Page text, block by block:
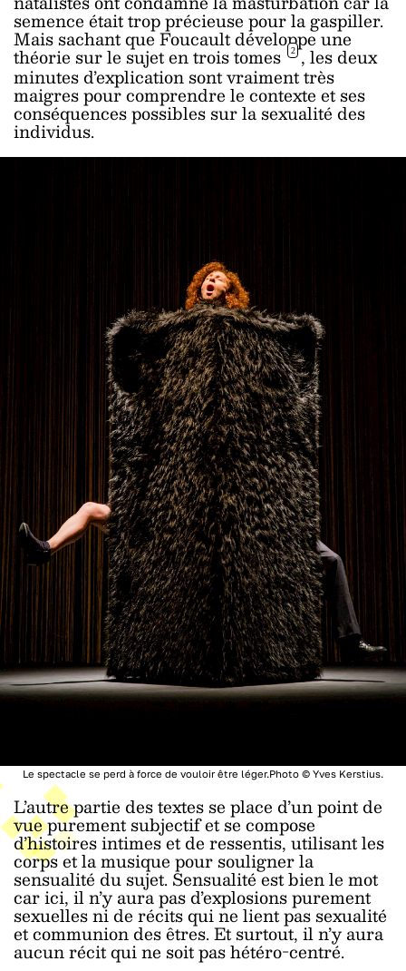
semence était trop précieuse pour la gaspiller.
Mais sachant que Foucault développe une
théorie sur le sujet en trois tomes 2, les deux
minutes d’explication sont vraiment très
maigres pour comprendre le contexte et ses
conséquences possibles sur la sexualité des
individus.
Le spectacle se perd à force de vouloir être léger.Photo © Yves Kerstius.
L’autre partie des textes se place d’un point de
vue purement subjectif et se compose
d’histoires intimes et de ressentis, utilisant les
corps et la musique pour souligner la
sensualité du sujet. Sensualité est bien le mot
car ici, il n’y aura pas d’explosions purement
sexuelles ni de récits qui ne lient pas sexualité
et communion des êtres. Et surtout, il n’y aura
aucun récit qui ne soit pas hétéro-centré.